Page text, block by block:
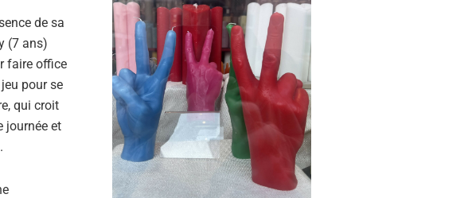
de sa
(7 ans)
faire office
pour se
qui croit
journée et